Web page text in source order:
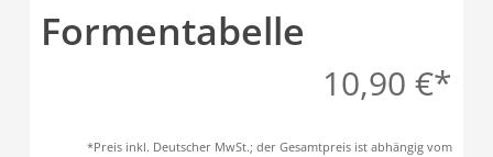
Formentabelle
10,90€
*Preis inkl. Deutscher MwSt.; der Gesamtpreis ist abhängig vom